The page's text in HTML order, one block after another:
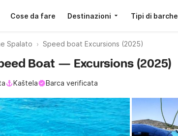
Cose da fare Destinazioni Tipi di barche
Spalato Speed boat Excursions (2025)
Boat — Excursions (2025)
Kaštela Barca verificata